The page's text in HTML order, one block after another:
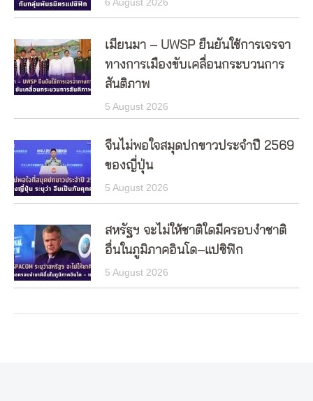
เมียนมา – UWSP ยืนยันใช้การเจรจา
ทางการเมืองขับเคลื่อนกระบวนการ
สันติภาพ
5 August 2026
จีนไม่พอใจสมุดปกขาวประจำปี 2569
ของญี่ปุ่น
5 August 2026
สหรัฐฯ จะไม่ให้ชาติใดมีครอบงำชาติ
อื่นในภูมิภาคอินโด–แปซิฟิก
5 August 2026